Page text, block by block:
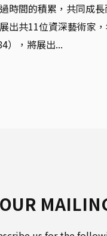
時間的積累，共同成
出共11位資深藝術家
），將展出...